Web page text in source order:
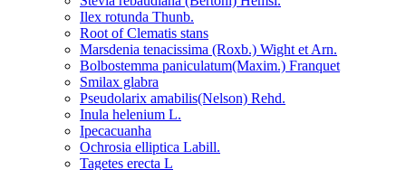
Ilex rotunda Thunb.
Root of Clematis stans
Marsdenia tenacissima (Roxb.) Wight et Arn.
Bolbostemma paniculatum(Maxim.) Franquet
Smilax glabra
Pseudolarix amabilis(Nelson) Rehd.
Inula helenium L.
Ipecacuanha
Ochrosia elliptica Labill.
Tagetes erecta L